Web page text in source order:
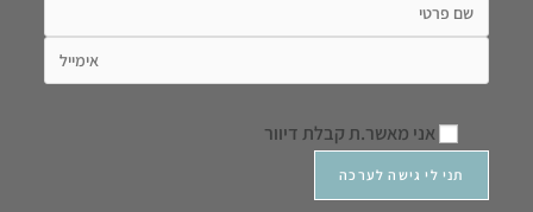
אני מאשר.ת קבלת דיוור